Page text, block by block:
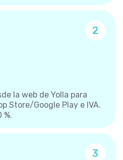
2
la web de Yolla para
Store/Google Play e IVA.
%.
3